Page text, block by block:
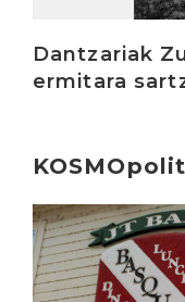
Dantzariak
ermitara
Irakurri